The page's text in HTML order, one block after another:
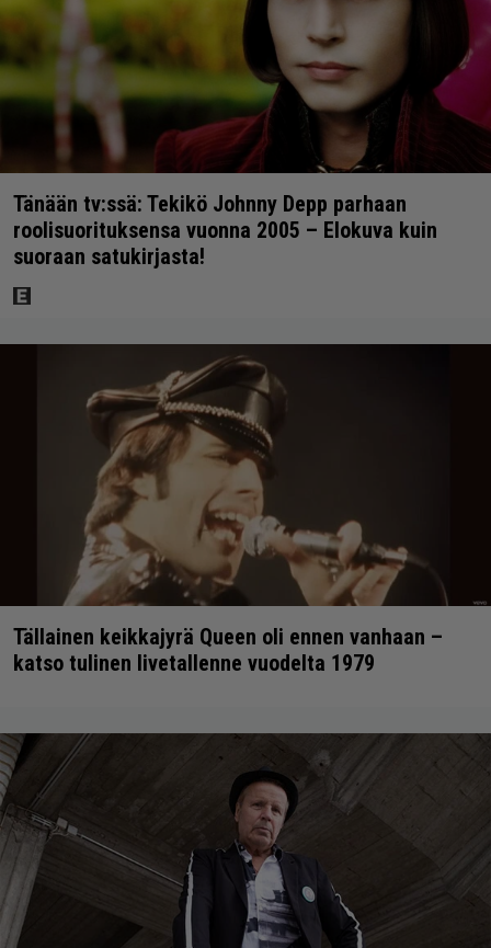
Tänään tv:ssä: Tekikö Johnny Depp parhaan
roolisuorituksensa vuonna 2005 – Elokuva kuin
suoraan satukirjasta!
Tällainen keikkajyrä Queen oli ennen vanhaan –
katso tulinen livetallenne vuodelta 1979